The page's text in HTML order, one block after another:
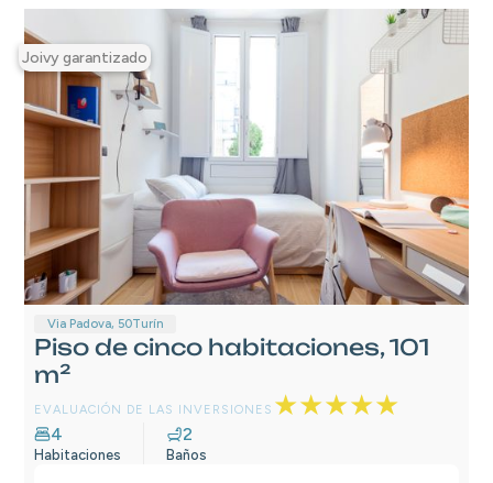
Joivy garantizado
Via Padova, 50Turín
Piso de cinco habitaciones, 101
m²
EVALUACIÓN DE LAS INVERSIONES ★★★★★
4
Habitaciones
2
Baños